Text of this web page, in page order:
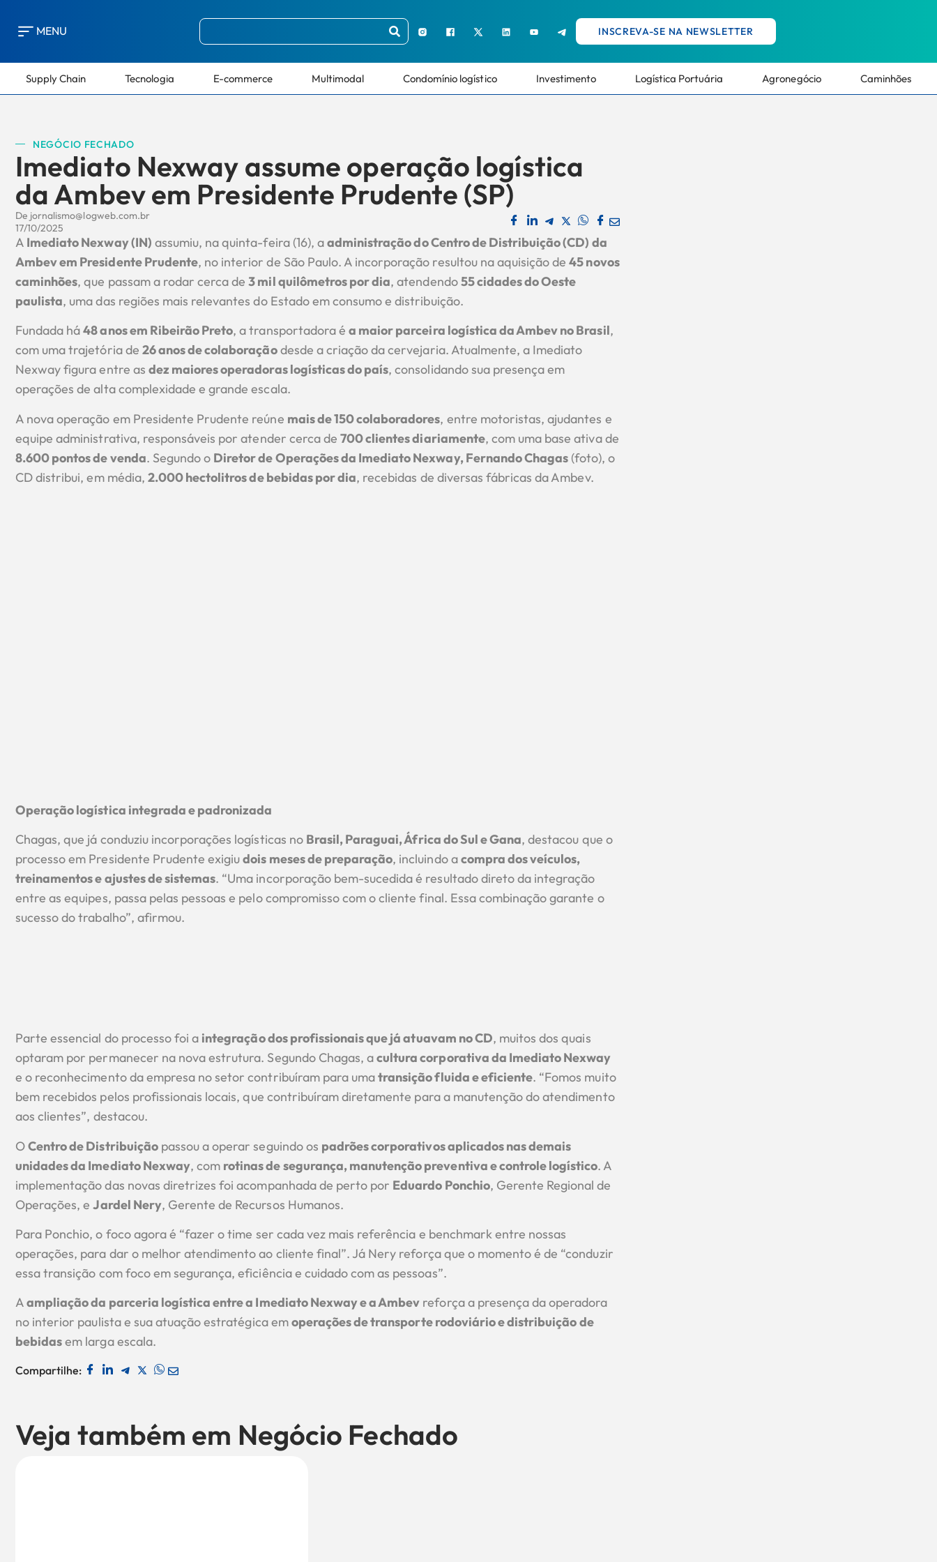
MENU INSCREVA-SE NA NEWSLETTER
Supply Chain Tecnologia E-commerce Multimodal Condomínio logístico Investimento Logística Portuária Agronegócio Caminhões
NEGÓCIO FECHADO
Imediato Nexway assume operação logística
da Ambev em Presidente Prudente (SP)
De jornalismo@logweb.com.br
17/10/2025
A Imediato Nexway (IN) assumiu, na quinta-feira (16), aadministração do Centro de Distribuição (CD) da
Ambev em Presidente Prudente, no interior de São Paulo. A incorporação resultou na aquisição de45 novos
caminhões, que passam a rodar cerca de3 mil quilômetros por dia, atendendo55 cidades do Oeste
paulista, uma das regiões mais relevantes do Estado em consumo e distribuição.
Fundada há48 anos em Ribeirão Preto, a transportadora éa maior parceira logística da Ambev no Brasil,
com uma trajetória de 26 anos de colaboraçãodesde a criação da cervejaria. Atualmente, a Imediato
Nexway figura entre as dez maiores operadoras logísticas do país, consolidando sua presença em
operações de alta complexidade e grande escala.
A nova operação em Presidente Prudente reúne mais de 150 colaboradores, entre motoristas, ajudantes e
equipe administrativa, responsáveis por atender cerca de 700 clientes diariamente, com uma base ativa de
8.600 pontos de venda. Segundo o Diretor de Operações da Imediato Nexway, Fernando Chagas (foto), o
CD distribui, em média, 2.000 hectolitros de bebidas por dia, recebidas de diversas fábricas da Ambev.
Operação logística integrada e padronizada
Chagas, que já conduziu incorporações logísticas no Brasil, Paraguai, África do Sul e Gana, destacou que o
processo em Presidente Prudente exigiudois meses de preparação, incluindo acompra dos veículos,
treinamentos e ajustes de sistemas. “Uma incorporação bem-sucedida é resultado direto da integração
entre as equipes, passa pelas pessoas e pelo compromisso com o cliente final. Essa combinação garante o
sucesso do trabalho”, afirmou.
Parte essencial do processo foi a integração dos profissionais que já atuavam no CD, muitos dos quais
optaram por permanecer na nova estrutura. Segundo Chagas, acultura corporativa da Imediato Nexway
e o reconhecimento da empresa no setor contribuíram para umatransição fluida e eficiente. “Fomos muito
bem recebidos pelos profissionais locais, que contribuíram diretamente para a manutenção do atendimento
aos clientes”, destacou.
OCentro de Distribuiçãopassou a operar seguindo os padrões corporativos aplicados nas demais
unidades da Imediato Nexway, com rotinas de segurança, manutenção preventiva e controle logístico. A
implementação das novas diretrizes foi acompanhada de perto por Eduardo Ponchio, Gerente Regional de
Operações, eJardel Nery, Gerente de Recursos Humanos.
Para Ponchio, o foco agora é “fazer o time ser cada vez mais referência e benchmark entre nossas
operações, para dar o melhor atendimento ao cliente final”. Já Nery reforça que o momento é de “conduzir
essa transição com foco em segurança, eficiência e cuidado com as pessoas”.
Aampliação da parceria logística entre a Imediato Nexway e a Ambev reforça a presença da operadora
no interior paulista e sua atuação estratégica emoperações de transporte rodoviário e distribuição de
bebidasem larga escala.
Compartilhe:
Veja também em Negócio Fechado